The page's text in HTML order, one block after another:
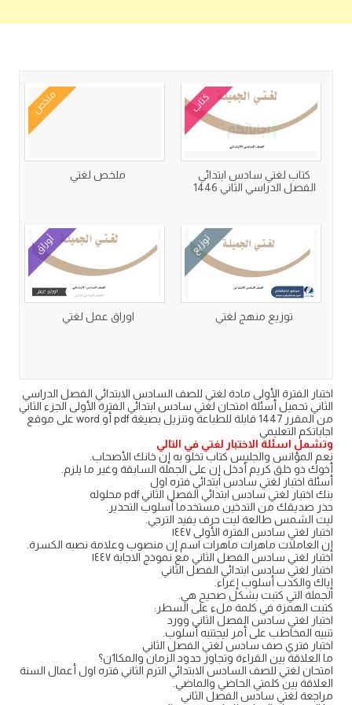
كتاب
كتاب لغتي سادس ابتدائي
الفصل الدراسي الثاني 1446
ملخص
ملخص لغتي
توزيع
توزيع منهج لغتي
أوراق
اوراق عمل لغتي
اختبار الفترة الأولى مادة لغتي للصف السادس الابتدائي الفصل الدراسي
الثاني تحميل أسئلة امتحان لغتي سادس ابتدائي الفترة الأولى الجزء الثاني
من المقرر 1447 قابلة للطباعة وتنزيل بصيغة pdf أو word على موقع
اجاباتكم التعليمي
وتشمل اسئلة الاختبار لغتي في التالي
نعم المؤانس والجليس كتاب تخلو به إن خانك الأصحاب.
أخوك ذو خلق كريم أدخل إن على الجملة السابقة وغير ما يلزم.
أسئلة اختبار لغتي سادس ابتدائي فتره اول
بنك اختبار لغتي سادس ابتدائي الفصل الثاني pdf محلوله
حذر صديقك من التدخين مستخدما أسلوب التحذير.
ليت الشمس طالعة ليت حرف يفيد الترجي.
اختبار لغتي سادس الفترة الأولى ١٤٤٧
إن العاملات ماهرات ماهرات اسم إن منصوب وعلامة نصبه الكسرة.
اختبار لغتي سادس الفصل الثاني مع نموذج الاجابة ١٤٤٧
اختبار لغتي سادس ابتدائي الفصل الثاني
إياك والكذب أسلوب إغراء.
الجملة التي كتبت بشكل صحيح هي.
كتبت الهمزة في كلمة ملء على السطر:
اختبار لغتي سادس الفصل الثاني وورد
تنبيه المخاطب على أمر ليجتنبه أسلوب.
اختبار فتري صف سادس لغتي الفصل الثاني
ما العلاقة بين القراءة وتجاوز حدود الزمان والمكا1ن؟
امتحان لغتي للصف السادس الابتدائي الترم الثاني فتره اول أعمال السنة
العلاقة بين كلمتي الحاضي والماضي.
مراجعة لغتي سادس الفصل الثاني